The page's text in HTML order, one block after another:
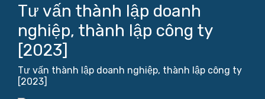
Tư vấn thành lập doanh
nghiệp, thành lập công ty
[2023]
Tư vấn thành lập doanh nghiệp, thành lập công ty
[2023]